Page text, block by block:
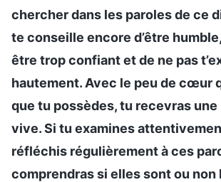
chercher dans les paroles de ce
te conseille encore d’être
être trop confiant et de ne pas
hautement. Avec le peu de cœur
que tu possèdes, tu recevras
vive. Si tu examines
réfléchis régulièrement à ces
comprendras si elles sont ou non